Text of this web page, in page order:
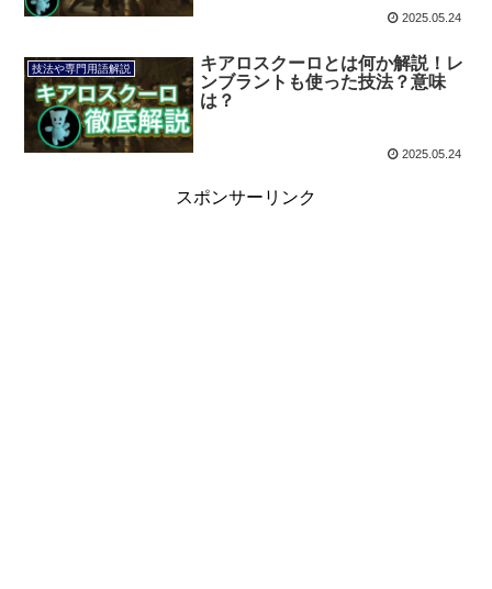
2025.05.24
技法や専門用語解説
キアロスクーロとは何か解説！レ
ンブラントも使った技法？意味
は？
2025.05.24
スポンサーリンク